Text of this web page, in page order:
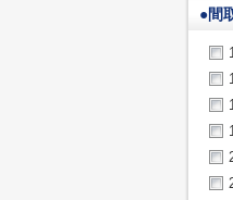
●間